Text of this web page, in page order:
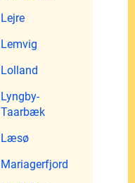
Lejre
Lemvig
Lolland
Lyngby-
Taarbæk
Læsø
Mariagerfjord